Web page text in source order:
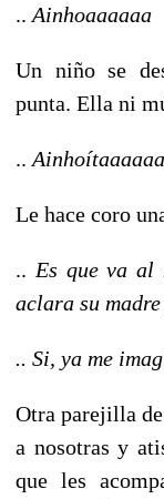
.. Ainhoaaaaaa
Un niño se
punta. Ella ni
.. Ainhoítaaaaaa
Le hace coro
.. Es que va al
aclara su
.. Si, ya me
Otra parejilla
a nosotras y
que les